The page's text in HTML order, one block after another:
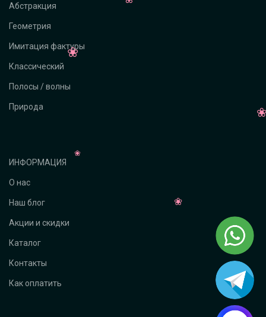
Абстракция
Геометрия
Имитация фактуры
Классический
Полосы / волны
Природа
ИНФОРМАЦИЯ
О нас
Наш блог
Акции и скидки
Каталог
Контакты
Как оплатить